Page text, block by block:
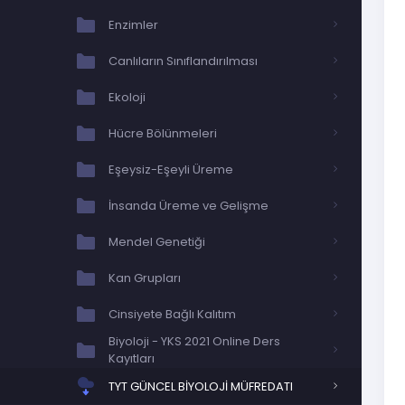
Enzimler
Canlıların Sınıflandırılması
Ekoloji
Hücre Bölünmeleri
Eşeysiz-Eşeyli Üreme
İnsanda Üreme ve Gelişme
Mendel Genetiği
Kan Grupları
Cinsiyete Bağlı Kalıtım
Biyoloji - YKS 2021 Online Ders
Kayıtları
TYT GÜNCEL BİYOLOJİ MÜFREDATI